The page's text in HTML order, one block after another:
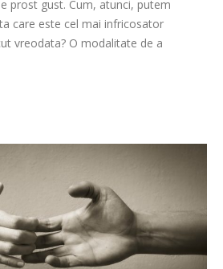
prost gust. Cum, atunci, putem
care este cel mai infricosator
vreodata? O modalitate de a